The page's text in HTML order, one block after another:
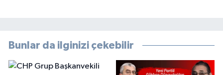
Bunlar da ilginizi çekebilir